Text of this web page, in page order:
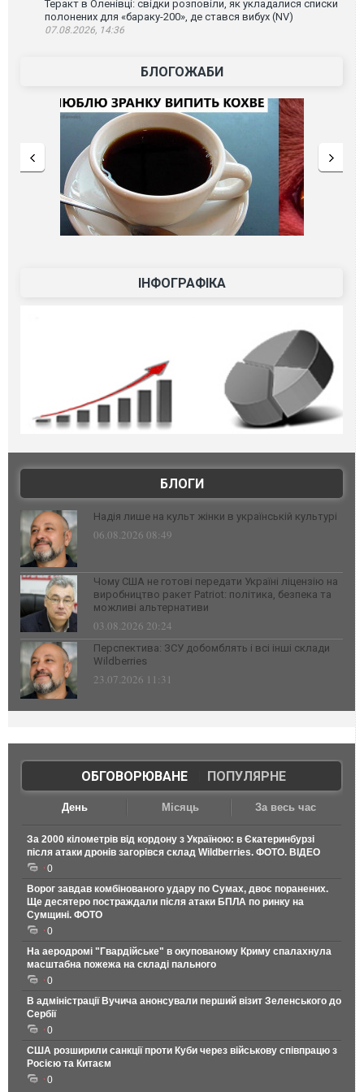
Теракт в Оленівці: свідки розповіли, як укладалися списки
полонених для «бараку-200», де стався вибух (NV)
07.08.2026, 14:36
БЛОГОЖАБИ
ІНФОГРАФІКА
БЛОГИ
Надія лише на культ жінки в українській культурі
06.08.2026 08:49
Чому США не готові передати Україні ліцензію на
виробництво ракет Patriot: політика, безпека та
можливі альтернативи
03.08.2026 20:24
Перспектива: ЗСУ добомблять і всі інші склади
Wildberries
23.07.2026 11:31
ОБГОВОРЮВАНЕ| ПОПУЛЯРНЕ
День Місяць За весь час
За 2000 кілометрів від кордону з Україною: в Єкатеринбурзі
після атаки дронів загорівся склад Wildberries. ФОТО. ВІДЕО
0
Ворог завдав комбінованого удару по Сумах, двоє поранених.
Ще десятеро постраждали після атаки БПЛА по ринку на
Сумщині. ФОТО
0
На аеродромі "Гвардійське" в окупованому Криму спалахнула
масштабна пожежа на складі пального
0
В адміністрації Вучича анонсували перший візит Зеленського до
Сербії
0
США розширили санкції проти Куби через військову співпрацю з
Росією та Китаєм
0